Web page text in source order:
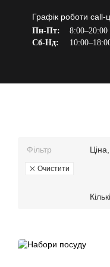
Графік роботи call-
Пн-Пт:
8:00–20:00
Сб-Нд:
Фільтр
Очистити